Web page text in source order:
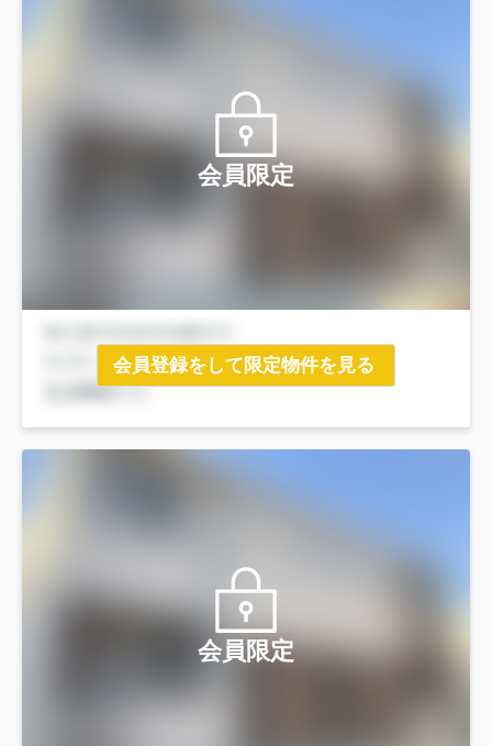
会員限定
会員登録をして限定物件を見る
会員限定